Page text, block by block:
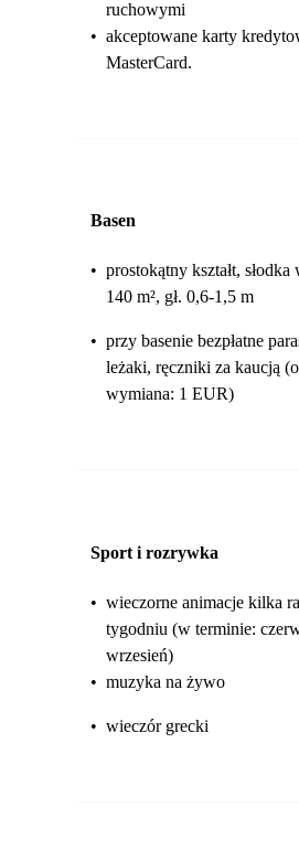
ruchowymi
• akceptowane karty
MasterCard.
Basen
• prostokątny kształt, słodka
140 m², gł. 0,6-1,5 m
• przy basenie bezpłatne
leżaki, ręczniki za kaucją
wymiana: 1 EUR)
Sport i rozrywka
• wieczorne animacje kilka
tygodniu (w terminie:
wrzesień)
• muzyka na żywo
• wieczór grecki